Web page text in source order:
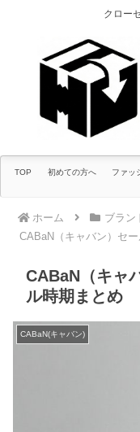
クロー
TOP 初めての方へ ファッ
ホーム ブラン
CABaN（キャバン）セ
CABaN（キャ
ル時期まとめ
CABaN(キャバン)